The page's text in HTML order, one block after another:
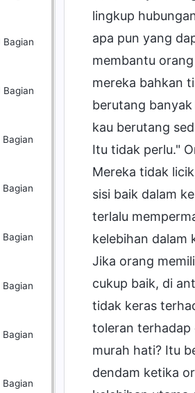
Bagian
Bagian
Bagian
Bagian
Bagian
Bagian
Bagian
Bagian